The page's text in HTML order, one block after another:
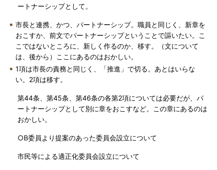
ートナーシップとして。
市長と連携、かつ、パートナーシップ。職員と同じく、新章を
おこすか、前文でパートナーシップということで謳いたい。こ
こではないところに、新しく作るのか、移す。（文について
は、後から）ここにあるのはおかしい。
1項は市長の責務と同じく、「推進」で切る。あとはいらな
い。2項は移す。
第44条、第45条、第46条の各第2項については必要だが、パ
ートナーシップとして別に章をおこすなど。この章にあるのは
おかしい。
○B委員より提案のあった委員会設立について
市民等による適正化委員会設立について